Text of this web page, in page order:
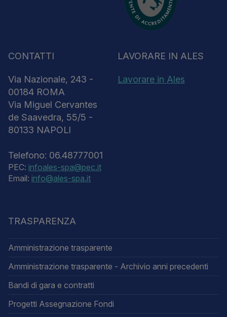
CONTATTI
Via Nazionale, 243 -
00184 ROMA
Via Miguel Cervantes
de Saavedra, 55/5 -
80133 NAPOLI
Telefono: 06.48777001
PEC: infoales-spa@pec.it
Email: info@ales-spa.it
LAVORARE IN ALES
Lavorare in Ales
TRASPARENZA
Amministrazione trasparente
Amministrazione trasparente - Archivio anni precedenti
Bandi di gara e contratti
Progetti Assegnazione Fondi